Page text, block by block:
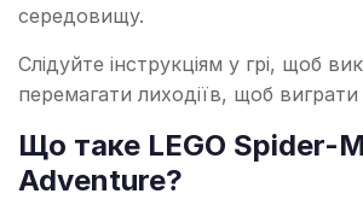
середовищу.
Слідуйте інструкціям у грі, щоб
перемагати лиходіїв, щоб
Що таке LEGO Spider-
Adventure?